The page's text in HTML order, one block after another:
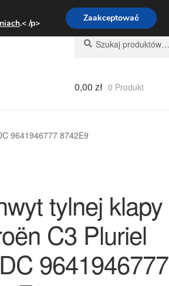
pt. 9:00-16:00800 003 167
Szukaj:
Szukaj
0,00 zł 0 Produkt
9641946777 8742E9
tylnej klapy
C3 Pluriel
9641946777
.< /p> Zaakceptować